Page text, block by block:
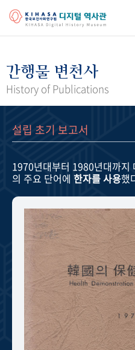
걸어온 길 기관 변천사
정책과 연구 키워드로 보는
기록물 아카이브
사진 아카이브 문서 기록물
주년 기념
성과 50선 숫자로 보는 50년
세계와 함께 한 KIHASA
VR 역사관
간행물 변천사
History of Publications
설립 초기 보고서
1970년대부터 1980년대까지
의 주요 단어에 한자를 사용했